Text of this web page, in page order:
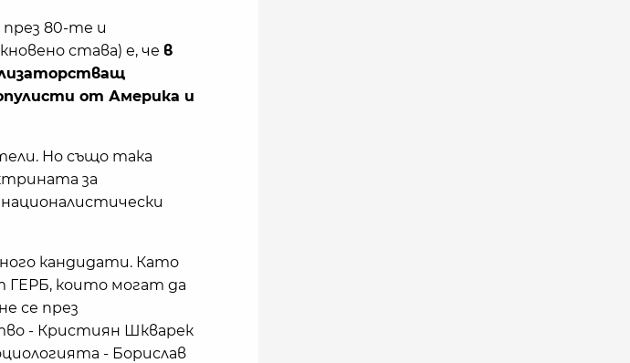
80-те и
става) е, че в
от Америка и
Но също така
за
кандидати. Като
ГЕРБ, които могат да
се през
- Кристиян Шкварек
- Борислав